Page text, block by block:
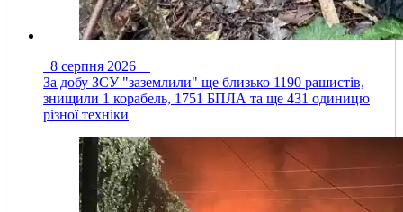
8 серпня 2026
За добу ЗСУ "заземлили" ще близько 1190 рашистів,
знищили 1 корабель, 1751 БПЛА та ще 431 одиницю
різної техніки